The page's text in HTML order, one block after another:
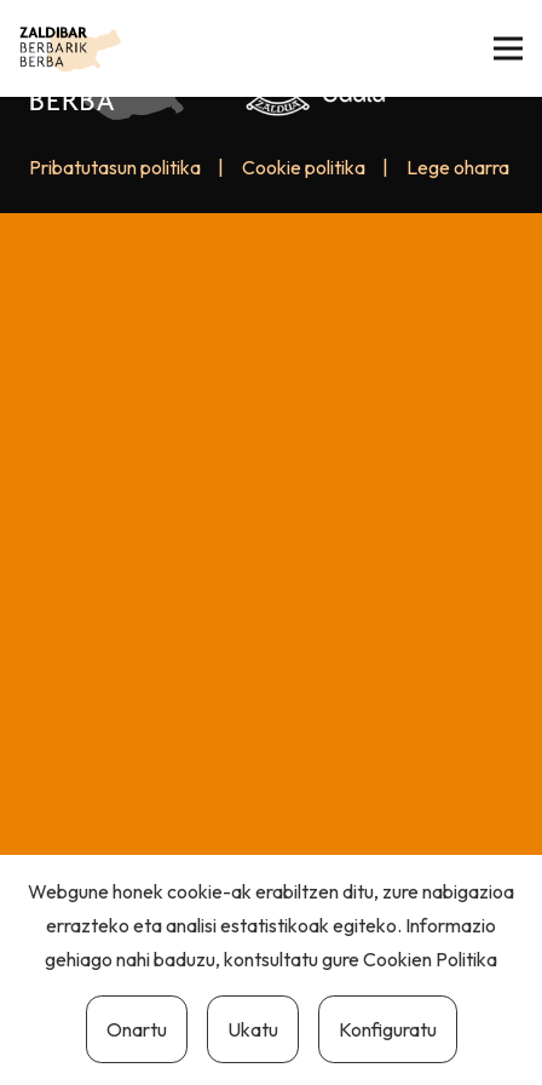
Pribatutasun politika Cookie politika Lege oharra
Webgune honek cookie-ak erabiltzen ditu, zure nabigazioa
errazteko eta analisi estatistikoak egiteko. Informazio
gehiago nahi baduzu, kontsultatu gureCookien Politika
Onartu Ukatu Konfiguratu